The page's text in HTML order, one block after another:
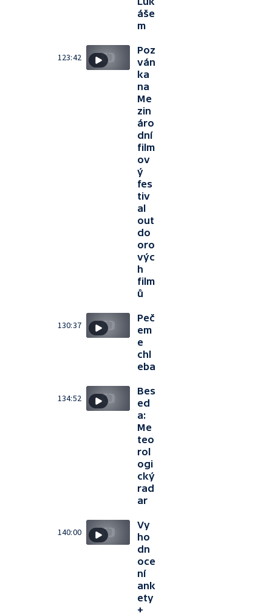
áše
m
123:42
Poz
ván
ka
na
Me
zin
áro
dní
film
ov
ý
fes
tiv
al
out
do
oro
výc
h
film
ů
130:37
Peč
em
e
chl
eba
134:52
Bes
ed
a:
Me
teo
rol
ogi
cký
rad
ar
140:00
Vy
ho
dn
oce
ní
ank
ety
+